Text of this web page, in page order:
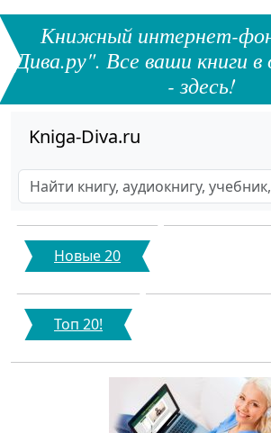
Книжный интернет-
Дива.ру". Все ваши книги
- здесь!
Kniga-Diva.ru
Новые 20
Топ 20!